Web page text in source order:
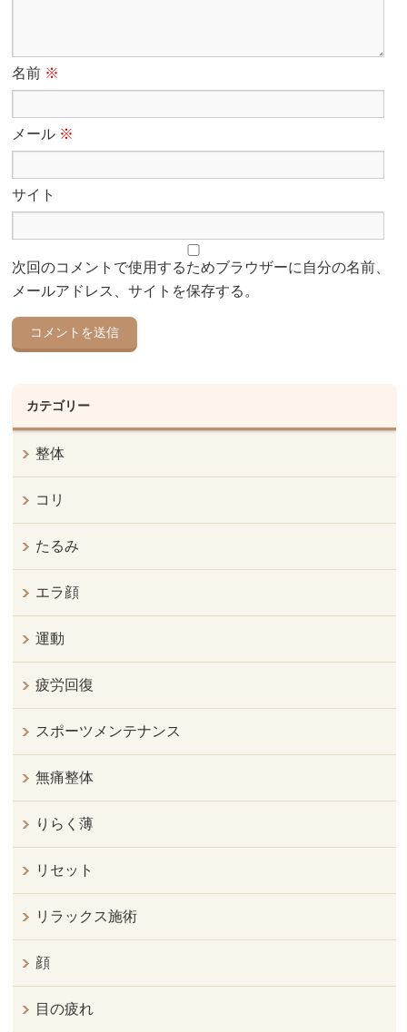
名前 ※
メール ※
サイト
次回のコメントで使用するためブラウザーに自分の名前、
メールアドレス、サイトを保存する。
カテゴリー
整体
コリ
たるみ
エラ顔
運動
疲労回復
スポーツメンテナンス
無痛整体
りらく薄
リセット
リラックス施術
顔
目の疲れ